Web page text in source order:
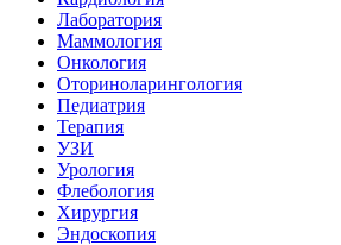
Лаборатория
Маммология
Онкология
Оториноларингология
Педиатрия
Терапия
УЗИ
Урология
Флебология
Хирургия
Эндоскопия